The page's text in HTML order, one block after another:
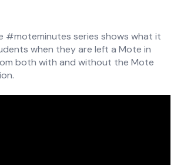
#moteminutes series shows what it
when they are left a Mote in
both with and without the Mote